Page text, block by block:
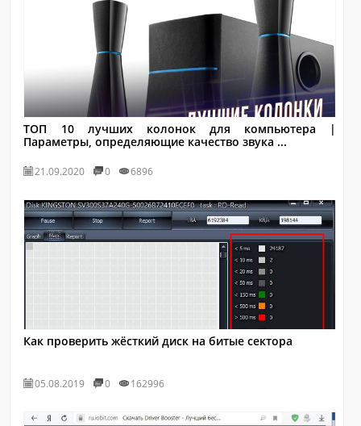
ТОП 10 лучших колонок для компьютера |
Параметры, определяющие качество звука ...
21.09.2020 0 6896
Как проверить жёсткий диск на битые сектора
05.08.2019 0 162996